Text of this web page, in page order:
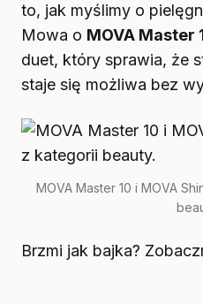
to, jak myślimy o
Mowa o MOVA Master
duet, który sprawia, że
staje się możliwa bez
MOVA Master 10 i MOVA
Brzmi jak bajka?